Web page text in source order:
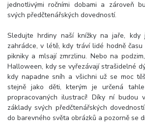
jednotlivými ročními dobami a zároveň
svých předčtenářských dovedností.
Sledujte hrdiny naší knížky na jaře,
zahrádce, v létě, kdy tráví lidé hodně
pikniky a mlsají zmrzlinu. Nebo na
Halloween, kdy se vyřezávají strašidelné
kdy napadne sníh a všichni už se moc
stejně jako děti, kterým je určená
propracovaných ilustrací! Díky ní budou
základy svých předčtenářských
do barevného světa obrázků a pozorně se